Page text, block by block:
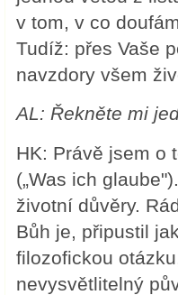
v tom, v co
Tudíž: přes Vaše
navzdory všem
AL: Řekněte mi
HK: Právě jsem o
(„Was ich
životní důvěry.
Bůh je, připustil
filozofickou
nevysvětlitelný